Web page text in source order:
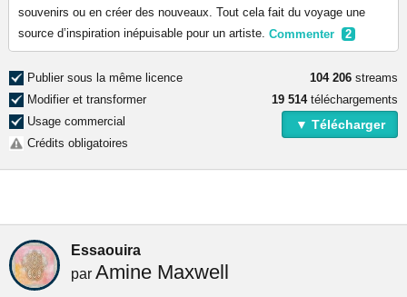
souvenirs ou en créer des nouveaux. Tout cela fait du voyage une
source d’inspiration inépuisable pour un artiste. Commenter 2
Publier sous la même licence
Modifier et transformer
Usage commercial
Crédits obligatoires
104 206 streams
19 514téléchargements
▼ Télécharger
Essaouira
par Amine Maxwell